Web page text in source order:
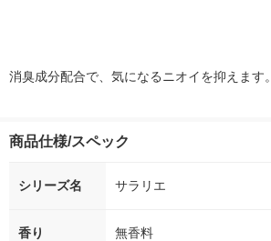
消臭成分配合で、気になるニオイを抑えます。
商品仕様/スペック
シリーズ名 サラリエ
香り 無香料